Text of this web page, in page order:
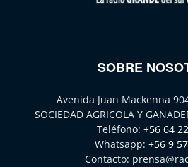
SOBRE
Avenida Juan Mackenna
SOCIEDAD AGRICOLA Y
Teléfono: +56 64
Whatsapp: +56 9
Contacto: